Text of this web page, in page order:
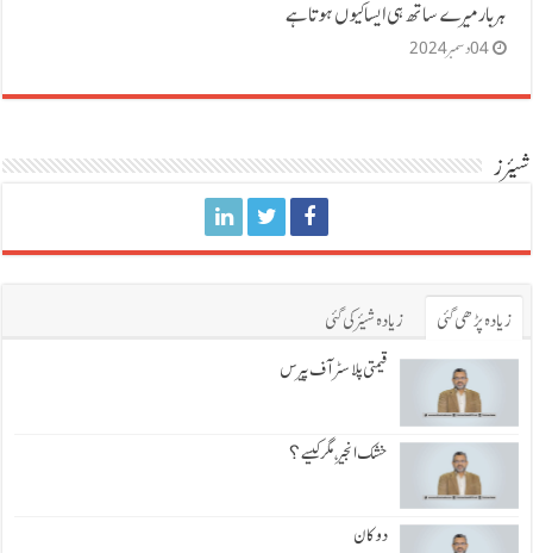
ہر بار میرے ساتھ ہی ایسا کیوں ہوتا ہے
04 دسمبر 2024
شیئرز
زیادہ پڑھی گئی زیادہ شیئر کی گئی
قیمتی پلاسٹر آف پیرس
خشک انجیر، مگر کیسے؟
دو کان